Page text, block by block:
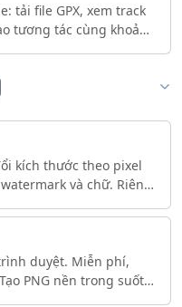
tải file GPX, xem track
tương tác cùng khoảng
kích thước theo pixel
và chữ. Riêng
duyệt. Miễn phí,
PNG nền trong suốt